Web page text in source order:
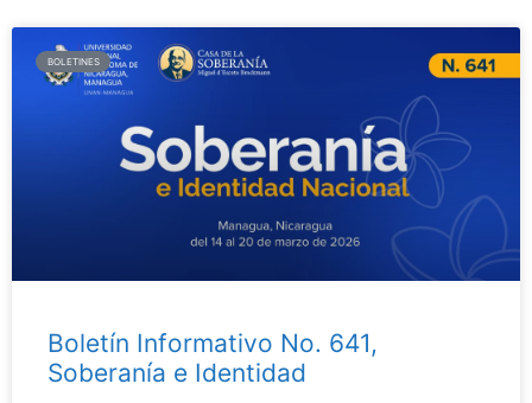
BOLETINES
Boletín Informativo No. 641,
Soberanía e Identidad